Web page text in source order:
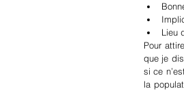
Lieu
Pour
que je
si ce
la